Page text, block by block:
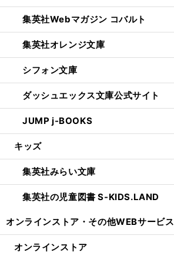
集英社Webマガジン コバルト
集英社オレンジ文庫
シフォン文庫
ダッシュエックス文庫公式サイト
JUMP j-BOOKS
キッズ
集英社みらい文庫
集英社の児童図書 S-KIDS.LAND
オンラインストア・ その他WEBサービス
オンラインストア